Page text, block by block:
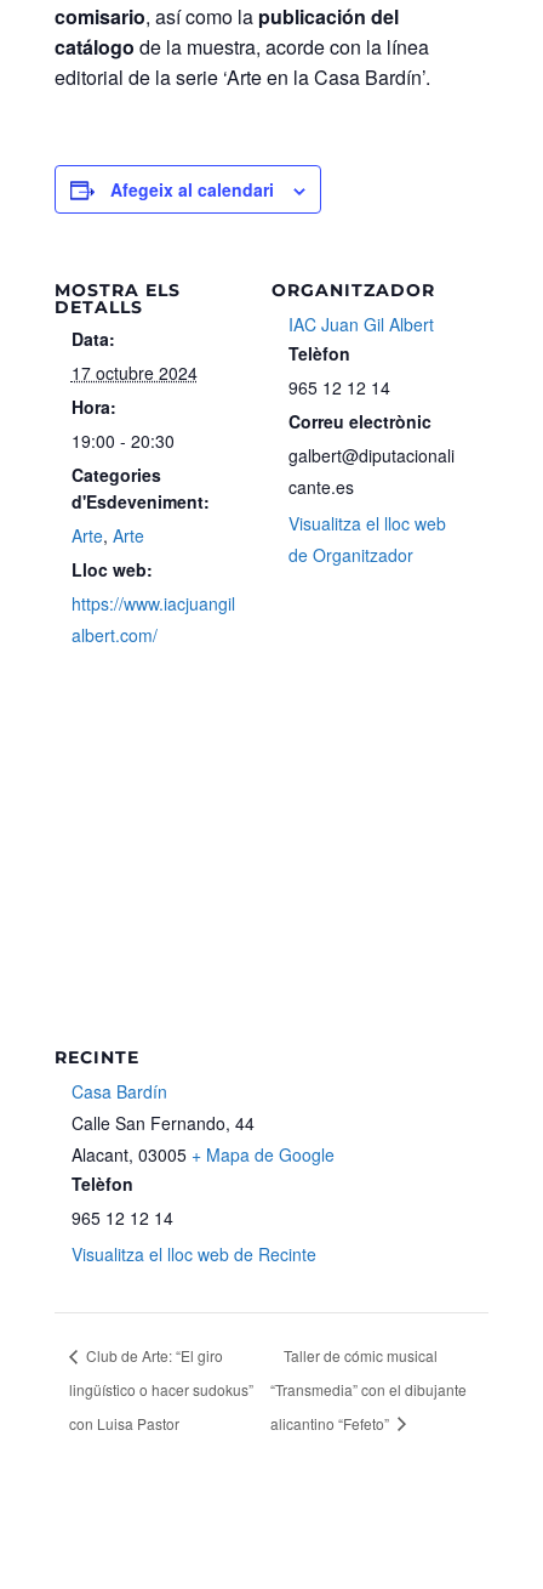
comisario, así como la publicación del
catálogo de la muestra, acorde con la línea
editorial de la serie ‘Arte en la Casa Bardín’.
Afegeix al calendari
MOSTRA ELS
DETALLS
Data:
17 octubre 2024
Hora:
19:00 - 20:30
Categories
d'Esdeveniment:
Arte, Arte
Lloc web:
https://www.iacjuangil
albert.com/
ORGANITZADOR
IAC Juan Gil Albert
Telèfon
965 12 12 14
Correu electrònic
galbert@diputacionali
cante.es
Visualitza el lloc web
de Organitzador
RECINTE
Casa Bardín
Calle San Fernando, 44
Alacant, 03005 + Mapa de Google
Telèfon
965 12 12 14
Visualitza el lloc web de Recinte
Club de Arte: “El giro
lingüístico o hacer sudokus”
con Luisa Pastor
Taller de cómic musical
“Transmedia” con el dibujante
alicantino “Fefeto”